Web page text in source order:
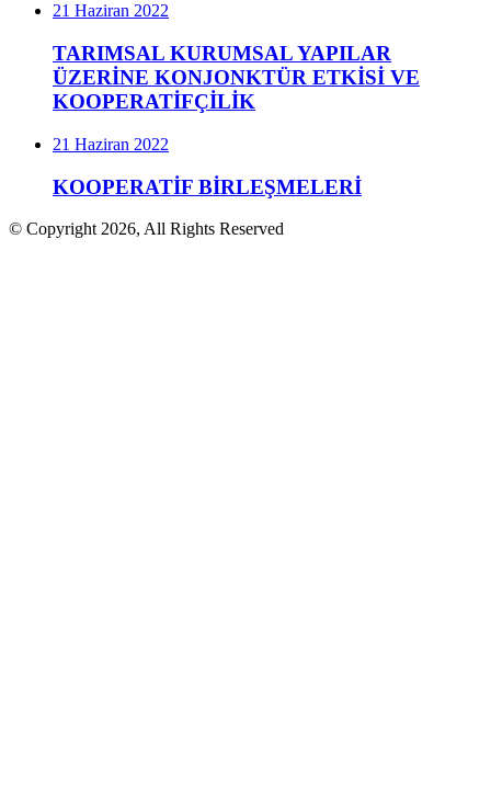
21 Haziran 2022
TARIMSAL KURUMSAL YAPILAR
ÜZERİNE KONJONKTÜR ETKİSİ VE
KOOPERATİFÇİLİK
21 Haziran 2022
KOOPERATİF BİRLEŞMELERİ
© Copyright 2026, All Rights Reserved